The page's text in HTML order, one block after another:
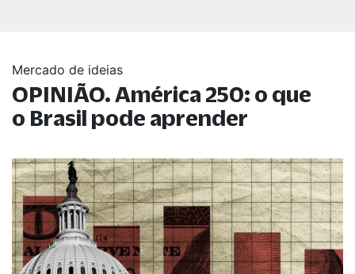
Mercado de ideias
OPINIÃO. América 250: o que
o Brasil pode aprender